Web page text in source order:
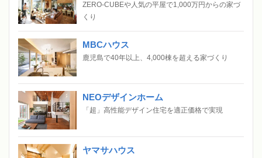
ZERO-CUBEや人気の平屋で1,000万円からの家づ
くり
MBCハウス
鹿児島で40年以上、4,000棟を超える家づくり
NEOデザインホーム
「超」高性能デザイン住宅を適正価格で実現
ヤマサハウス